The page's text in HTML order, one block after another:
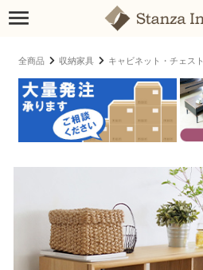
全商品 収納家具 キャビネット・チェスト